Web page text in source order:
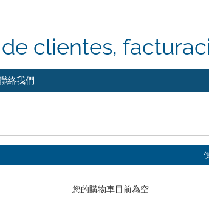
clientes,
絡我們
您的購物車目前為空